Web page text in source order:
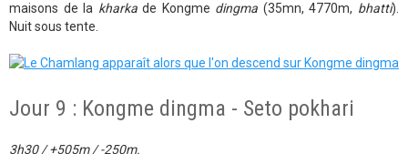
maisons de la kharkade Kongme dingma (35mn, 4770m, bhatti).
Nuit sous tente.
Jour 9 : Kongme dingma - Seto pokhari
3h30 / +505m / -250m.